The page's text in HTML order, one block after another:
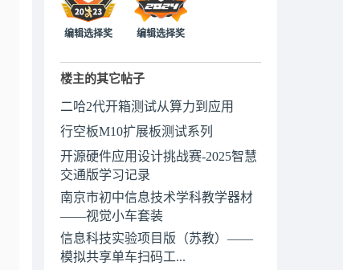
编辑选择奖 编辑选择奖
楼主的其它帖子
二哈2代开箱测试从算力到应用
行空板M10扩展板测试系列
开源硬件应用设计挑战赛-2025智慧
交通版学习记录
南京市初中信息技术学科教学器材
——视觉小车套装
信息科技实验项目版（苏教）——
模拟共享单车扫码工...